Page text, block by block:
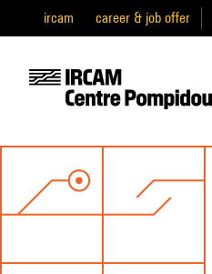
ircam career & job offer